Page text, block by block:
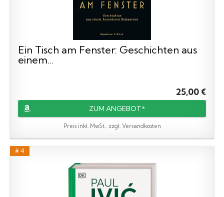
Ein Tisch am Fenster: Geschichten aus
einem...
25,00 €
ZUM ANGEBOT*
Preis inkl. MwSt., zzgl. Versandkosten
# 4